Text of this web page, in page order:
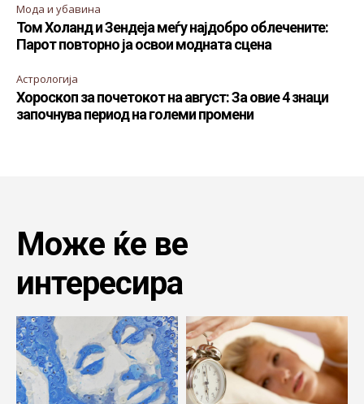
Мода и убавина
Том Холанд и Зендеја меѓу најдобро облечените:
Парот повторно ја освои модната сцена
Астрологија
Хороскоп за почетокот на август: За овие 4 знаци
започнува период на големи промени
Може ќе ве
интересира